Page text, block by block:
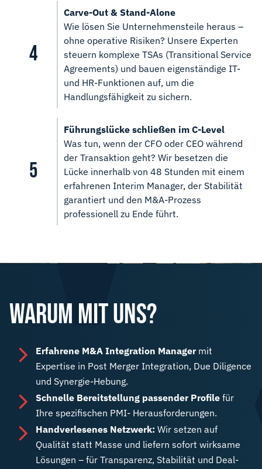
Carve-Out & Stand-Alone
Wie lösen Sie Unternehmensteile heraus –
ohne operative Risiken? Unsere Experten
steuern komplexe TSAs (Transitional Service
Agreements) und bauen eigenständige IT-
und HR-Funktionen auf, um die
Handlungsfähigkeit zu sichern.
Führungslücke schließen im C-Level
Was tun, wenn der CFO oder CEO während
der Transaktion geht? Wir besetzen die
Lücke innerhalb von 48 Stunden mit einem
erfahrenen Interim Manager, der Stabilität
garantiert und den M&A-Prozess
professionell zu Ende führt.
WARUM MIT UNS?
Erfahrene M&A Integration Managermit
Expertise in Post Merger Integration, Due Diligence
und Synergie-Hebung.
Schnelle Bereitstellung passender Proﬁle für
Ihre speziﬁschen PMI- Herausforderungen.
Handverlesenes Netzwerk: Wir setzen auf
Qualität statt Masse und liefern sofort wirksame
Lösungen – für Transparenz, Stabilität und Deal-